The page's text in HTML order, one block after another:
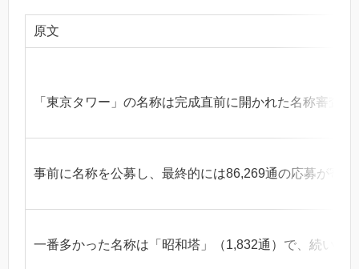
原文
「東京タワー」の名称は完成直前に開かれた名称審査
事前に名称を公募し、最終的には86,269通の応募が寄せ
一番多かった名称は「昭和塔」（1,832通）で、続いて